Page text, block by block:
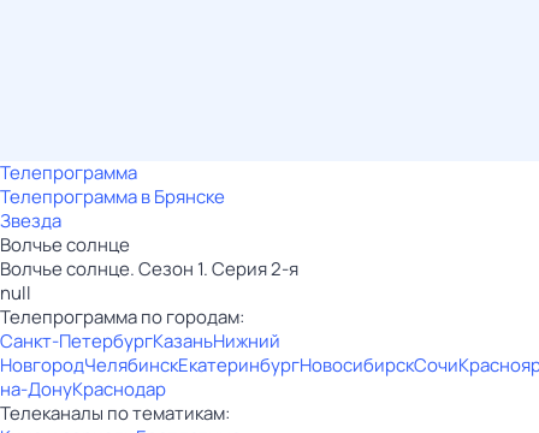
Телепрограмма
Телепрограмма в Брянске
Звезда
Волчье солнце
Волчье солнце. Сезон 1. Серия 2-я
null
Телепрограмма по городам:
Санкт-ПетербургКазаньНижний
НовгородЧелябинскЕкатеринбургНовосибирскСочи
на-ДонуКраснодар
Телеканалы по тематикам: